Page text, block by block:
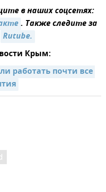
в наших соцсетях:
. Также следите за
Rutube.
Крым:
работать почти все